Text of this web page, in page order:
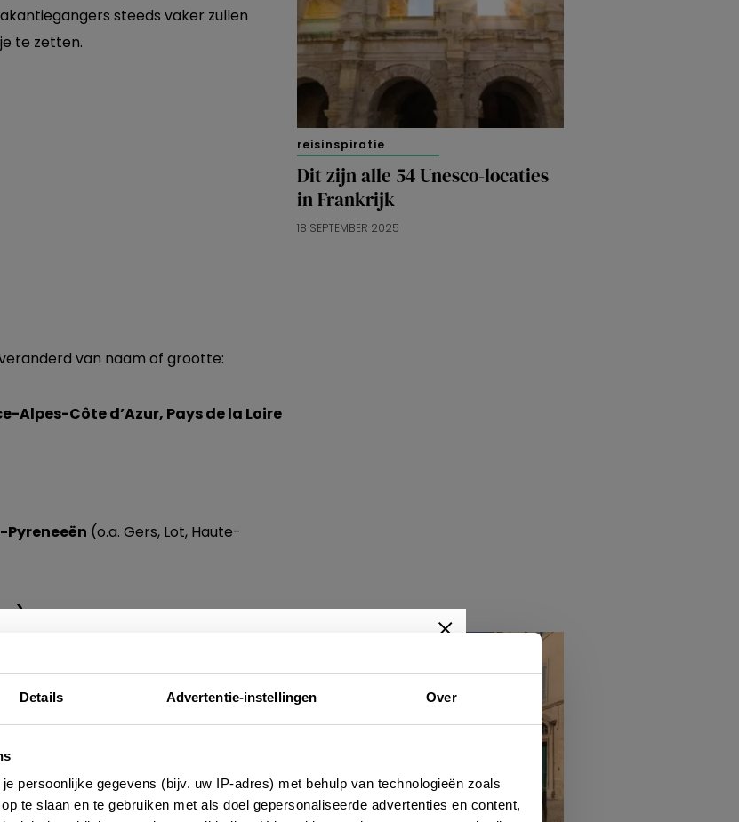
Details Advertentie-instellingen Over
persoonlijke gegevens (bijv. uw IP-adres) met behulp van technologieën zoals
te slaan en te gebruiken met als doel gepersonaliseerde advertenties en content,
steeds vaker zullen
te zetten.
van naam of grootte:
Alpes-Côte d’Azur, Pays de la Loire
Pyreneeën (o.a. Gers, Lot, Haute-
Lorraine
reisinspiratie
Dit zijn alle 54 Unesco-locaties
in Frankrijk
18 SEPTEMBER 2025
Nieuwsbrief
en inspirerende tips voor Frankrijk? Meld je dan
onze 2-wekelijkse nieuwsbrief. Zo gedaan!